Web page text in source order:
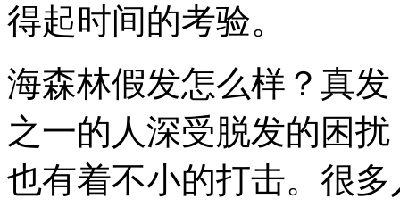
得起时间的考验。
海森林假发怎么样？真
之一的人深受脱发的困
也有着不小的打击。很